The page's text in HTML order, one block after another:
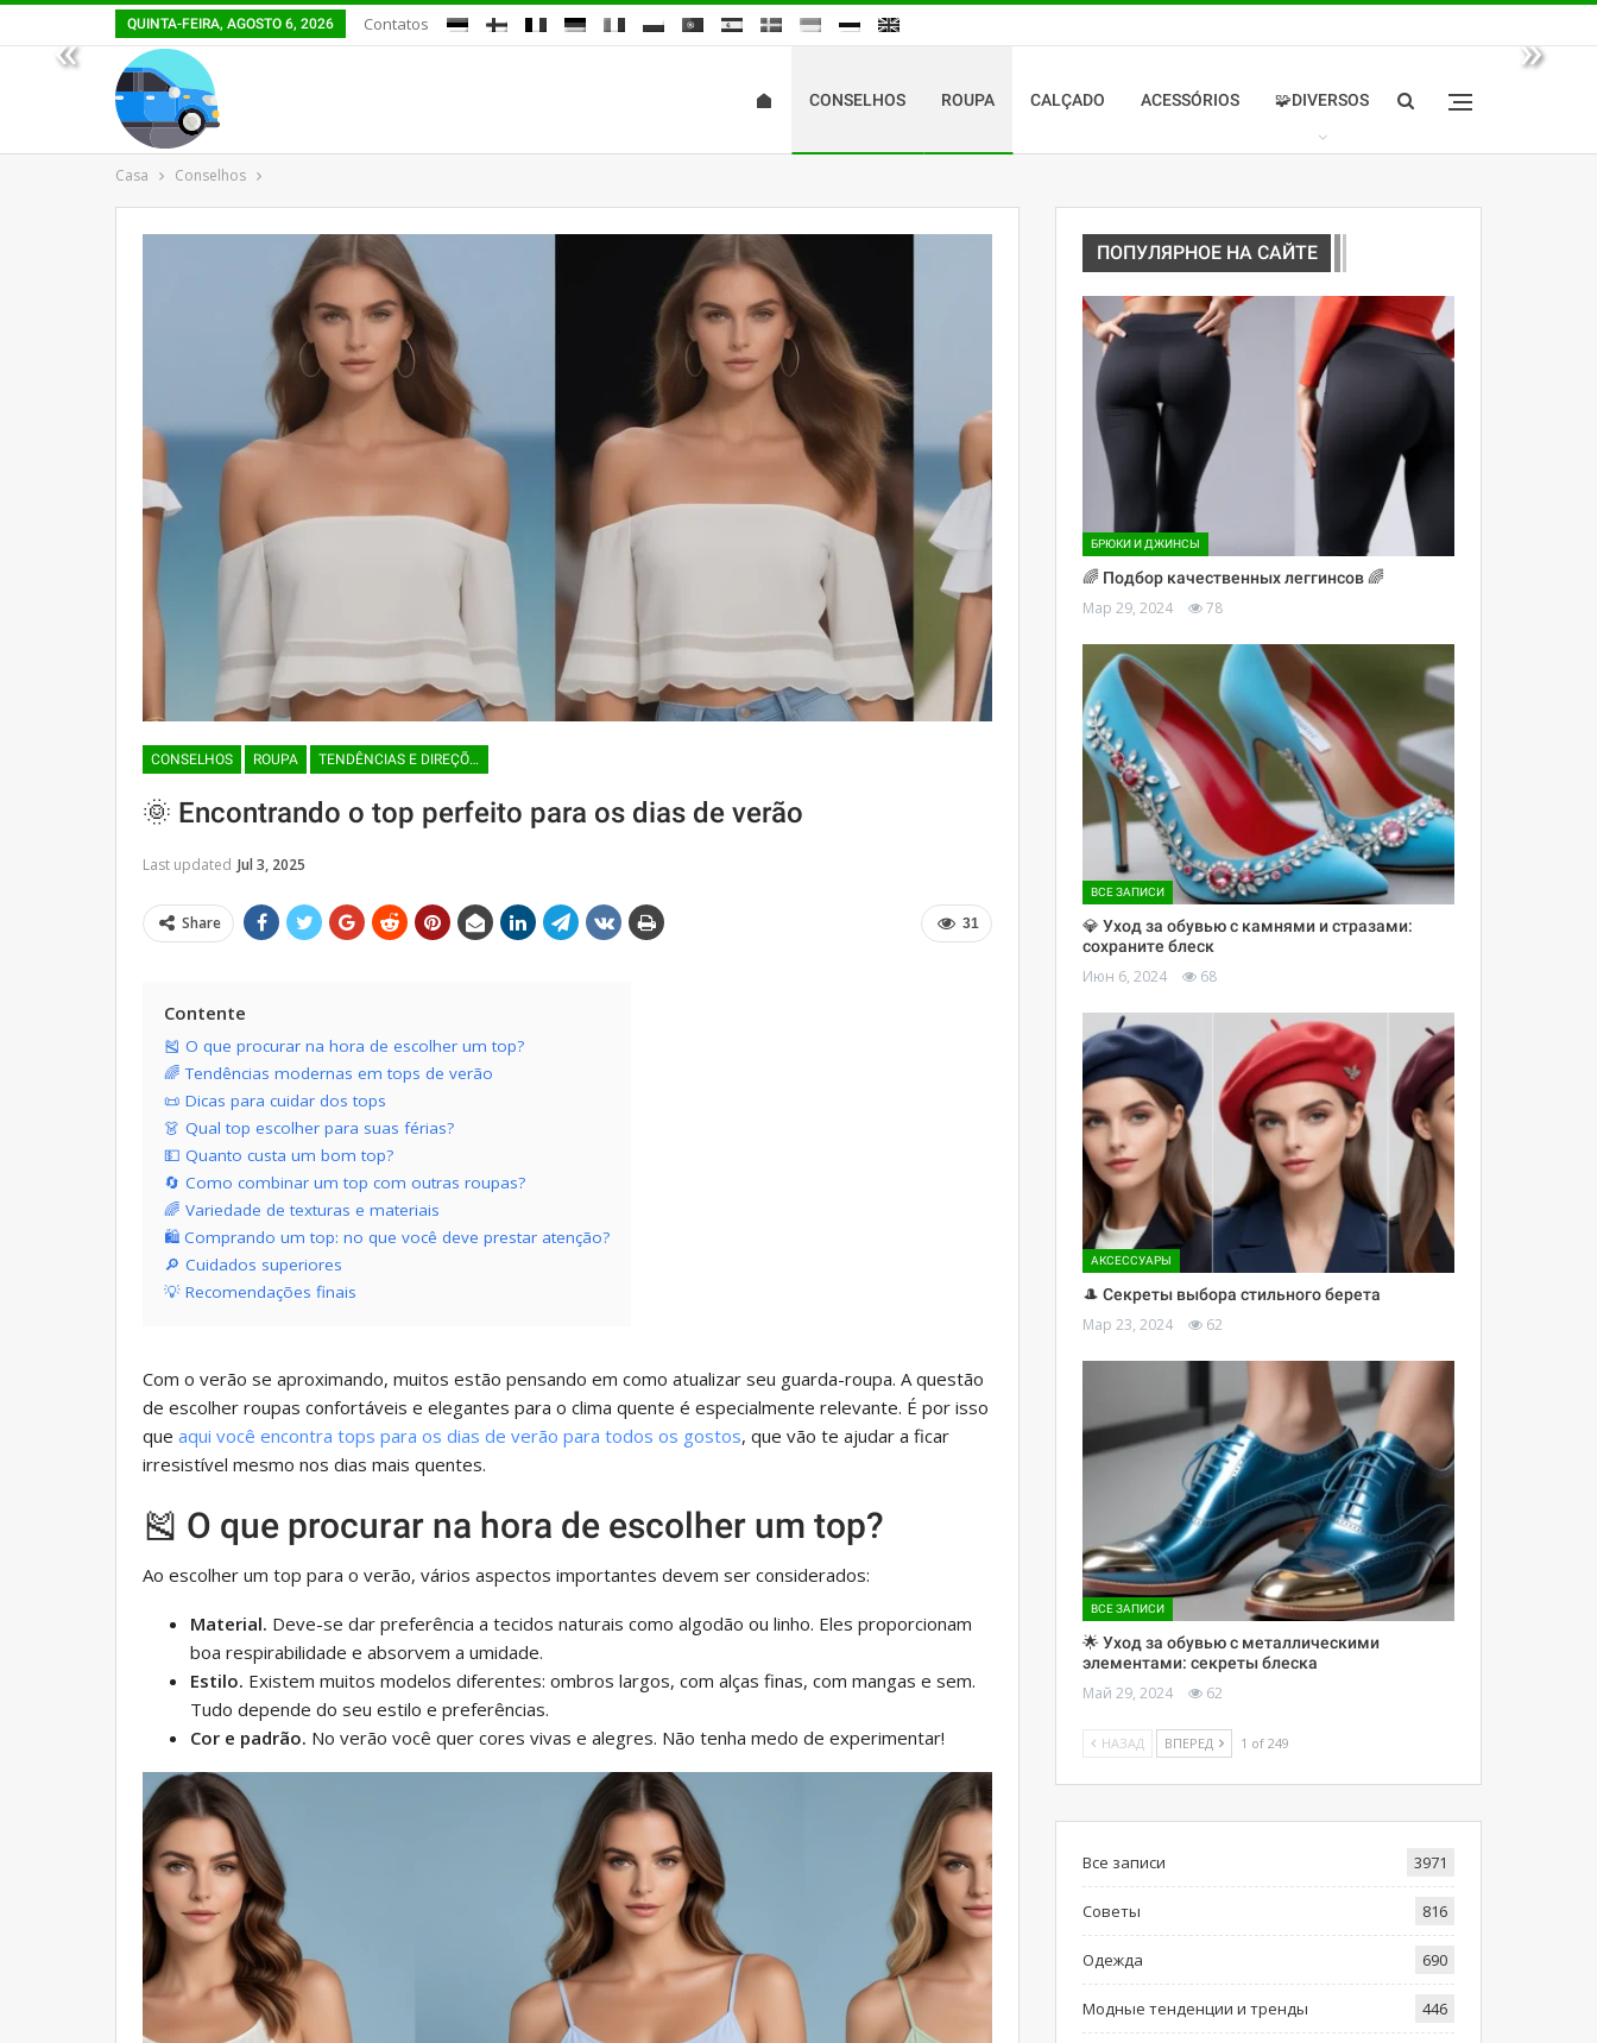
« »
QUINTA-FEIRA, AGOSTO 6, 2026 Contatos
CONSELHOS ROUPA CALÇADO ACESSÓRIOS 🧩DIVERSOS
Casa Conselhos
CONSELHOS ROUPA TENDÊNCIAS E DIREÇÕES DA MODA
🌞 Encontrando o top perfeito para os dias de verão
Last updated Jul 3, 2025
31
Share
Contente
🎽 O que procurar na hora de escolher um top?
🌈 Tendências modernas em tops de verão
📜 Dicas para cuidar dos tops
👗 Qual top escolher para suas férias?
💵 Quanto custa um bom top?
🔄 Como combinar um top com outras roupas?
🌈 Variedade de texturas e materiais
🛍️ Comprando um top: no que você deve prestar atenção?
🔎 Cuidados superiores
💡 Recomendações finais
Com o verão se aproximando, muitos estão pensando em como atualizar seu guarda-roupa. A questão
de escolher roupas confortáveis ​​​​e elegantes para o clima quente é especialmente relevante. É por isso
que aqui você encontra tops para os dias de verão para todos os gostos, que vão te ajudar a ficar
irresistível mesmo nos dias mais quentes.
🎽 O que procurar na hora de escolher um top?
Ao escolher um top para o verão, vários aspectos importantes devem ser considerados:
Material. Deve-se dar preferência a tecidos naturais como algodão ou linho. Eles proporcionam
boa respirabilidade e absorvem a umidade.
Estilo. Existem muitos modelos diferentes: ombros largos, com alças finas, com mangas e sem.
Tudo depende do seu estilo e preferências.
Cor e padrão. No verão você quer cores vivas e alegres. Não tenha medo de experimentar!
ПОПУЛЯРНОЕ НА САЙТЕ
БРЮКИ И ДЖИНСЫ
🌈 Подбор качественных леггинсов 🌈
Мар 29, 2024 78
ВСЕ ЗАПИСИ
💎 Уход за обувью с камнями и стразами:
сохраните блеск
Июн 6, 2024 68
АКСЕССУАРЫ
🎩 Секреты выбора стильного берета
Мар 23, 2024 62
ВСЕ ЗАПИСИ
🌟 Уход за обувью с металлическими
элементами: секреты блеска
Май 29, 2024 62
НАЗАД ВПЕРЕД 1 of 249
Все записи 3971
Советы 816
Одежда 690
Модные тенденции и тренды 446